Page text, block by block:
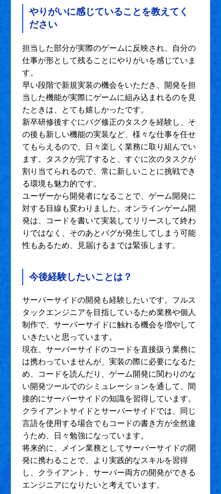
やりがいに感じていることを教えてく
ださい
担当した部分が実際のゲームに反映され、自分の
仕事が形として残ることにやりがいを感じていま
す。
早い段階で新規実装の機会をいただき、開発を担
当した機能が実際にゲームに組み込まれるのを見
たときは、とても嬉しかったです。
新卒研修後すぐにバグ修正のタスクを経験し、そ
の後も新しい機能の実装など、様々な仕事を任せ
てもらえるので、日々楽しく業務に取り組んでい
ます。タスクが完了すると、すぐに次のタスクが
割り当てられるので、常に新しいことに挑戦でき
る環境も魅力的です。
ユーザーから開発者になることで、ゲーム開発に
対する目線も変わりました。オンラインゲーム開
発は、コードを書いて実装してリリースして終わ
りではなく、そのあとバグが発生してしまう可能
性もあるため、見届けるまでは緊張します。
今後経験したいことは？
サーバーサイドの開発も経験したいです。フルス
タックエンジニアを目指しているため業務や個人
制作で、サーバーサイドに触れる機会を増やして
いきたいと思っています。
現在、サーバーサイドのコードを直接扱う業務に
は携わっていませんが、実装の際に必要になるた
め、コードを読んだり、ゲーム開発に関わりのな
い開発ツールでのシミュレーションを通して、間
接的にサーバーサイドの知識を習得しています。
クライアントサイドとサーバーサイドでは、同じ
言語を使用する場合でもコードの書き方が全然違
うため、日々勉強になっています。
将来的に、メイン業務としてサーバーサイドの開
発に携わることで、より実践的なスキルを習得
し、クライアント、サーバー両方の開発ができる
エンジニアになりたいと考えています。